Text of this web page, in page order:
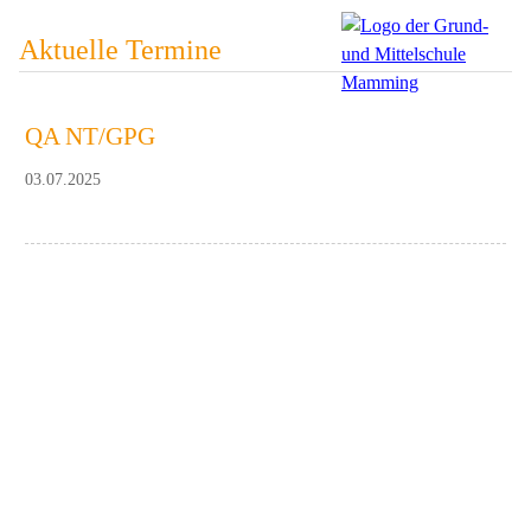
Aktuelle Termine
QA NT/GPG
03.07.2025